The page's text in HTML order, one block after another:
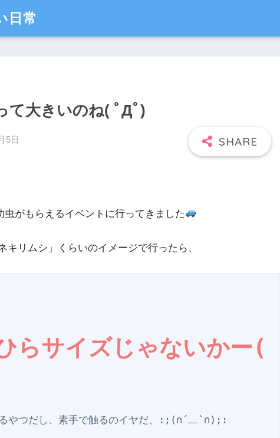
日常
て大きいのね( ﾟДﾟ)
5日
がもらえるイベントに行ってきました
キリムシ」くらいのイメージで行ったら、
らサイズじゃないかー(
るやつだし、素手で触るのイヤだ、:;(∩´﹏`∩);: